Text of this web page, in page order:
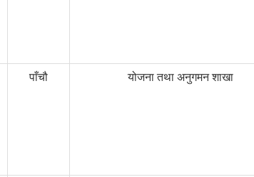
पाँचौ योजना तथा अनुगमन शाखा